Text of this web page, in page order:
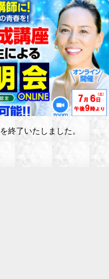
終了いたしました。